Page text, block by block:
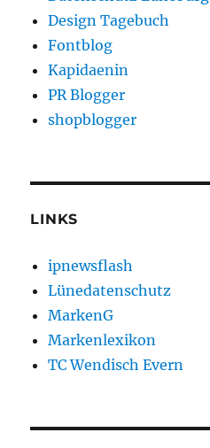
Design Tagebuch
Fontblog
Kapidaenin
PR Blogger
shopblogger
LINKS
ipnewsflash
Lünedatenschutz
MarkenG
Markenlexikon
TC Wendisch Evern